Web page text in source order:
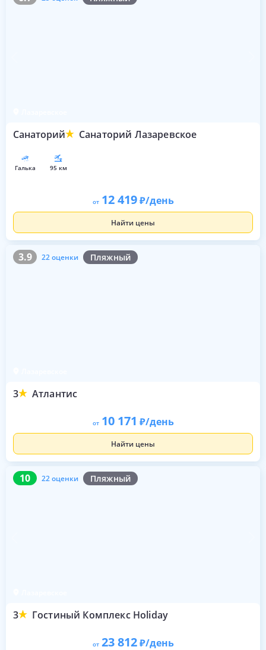
Санаторий Санаторий Лазаревское
галька 95 км
от 12 419 /день
Найти цены
3.9 22 оценки Пляжный
3 Атлантис
3.9 22 оценки
от 10 171 /день
Найти цены
10 22 оценки Пляжный
3 Гостиный Комплекс Holiday
10 22 оценки
от 23 812 /день